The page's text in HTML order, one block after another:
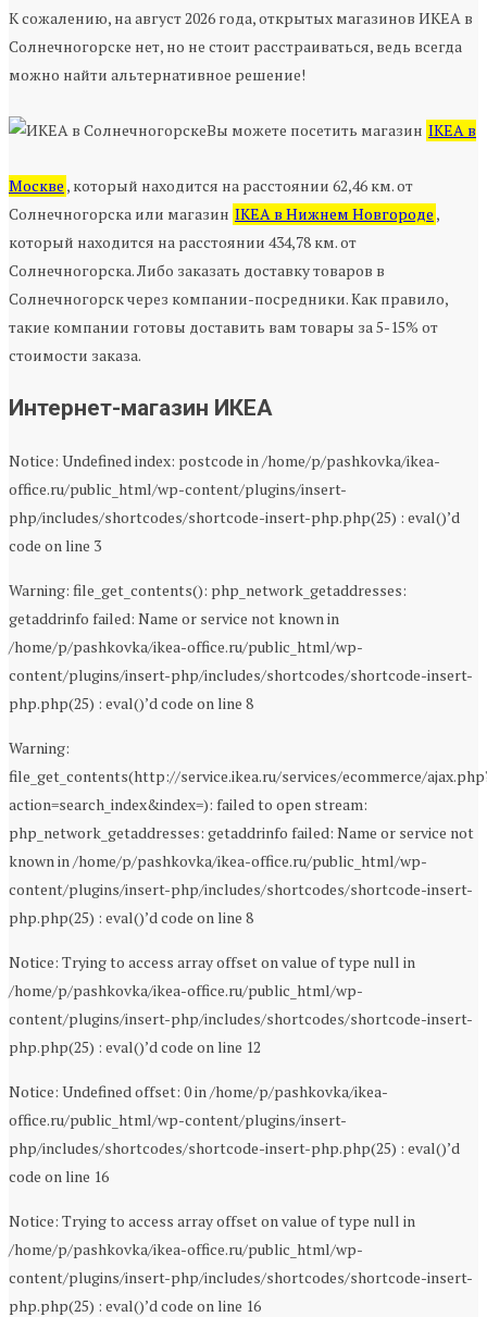
К сожалению, на август 2026 года, открытых магазинов ИКЕА в
Солнечногорске нет, но не стоит расстраиваться, ведь всегда
можно найти альтернативное решение!
Вы можете посетить магазин IKEA в
Москве , который находится на расстоянии 62,46 км. от
Солнечногорска или магазин IKEA в Нижнем Новгороде ,
который находится на расстоянии 434,78 км. от
Солнечногорска. Либо заказать доставку товаров в
Солнечногорск через компании-посредники. Как правило,
такие компании готовы доставить вам товары за 5-15% от
стоимости заказа.
Интернет-магазин ИКЕА
Notice: Undefined index: postcode in /home/p/pashkovka/ikea-
office.ru/public_html/wp-content/plugins/insert-
php/includes/shortcodes/shortcode-insert-php.php(25) : eval()’d
code on line 3
Warning: file_get_contents(): php_network_getaddresses:
getaddrinfo failed: Name or service not known in
/home/p/pashkovka/ikea-office.ru/public_html/wp-
content/plugins/insert-php/includes/shortcodes/shortcode-insert-
php.php(25) : eval()’d code on line 8
Warning:
file_get_contents(http://service.ikea.ru/services/ecommerce/
action=search_index&index=): failed to open stream:
php_network_getaddresses: getaddrinfo failed: Name or service not
known in /home/p/pashkovka/ikea-office.ru/public_html/wp-
content/plugins/insert-php/includes/shortcodes/shortcode-insert-
php.php(25) : eval()’d code on line 8
Notice: Trying to access array offset on value of type null in
/home/p/pashkovka/ikea-office.ru/public_html/wp-
content/plugins/insert-php/includes/shortcodes/shortcode-insert-
php.php(25) : eval()’d code on line 12
Notice: Undefined offset: 0 in /home/p/pashkovka/ikea-
office.ru/public_html/wp-content/plugins/insert-
php/includes/shortcodes/shortcode-insert-php.php(25) : eval()’d
code on line 16
Notice: Trying to access array offset on value of type null in
/home/p/pashkovka/ikea-office.ru/public_html/wp-
content/plugins/insert-php/includes/shortcodes/shortcode-insert-
php.php(25) : eval()’d code on line 16